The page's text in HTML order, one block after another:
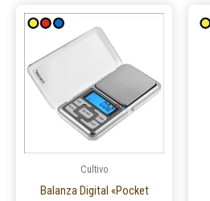
Cultivo
Balanza Digital «Pocket